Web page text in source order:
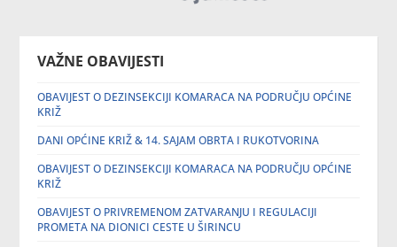
VAŽNE OBAVIJESTI
OBAVIJEST O DEZINSEKCIJI KOMARACA NA PODRUČJU OPĆINE
KRIŽ
DANI OPĆINE KRIŽ & 14. SAJAM OBRTA I RUKOTVORINA
OBAVIJEST O DEZINSEKCIJI KOMARACA NA PODRUČJU OPĆINE
KRIŽ
OBAVIJEST O PRIVREMENOM ZATVARANJU I REGULACIJI
PROMETA NA DIONICI CESTE U ŠIRINCU